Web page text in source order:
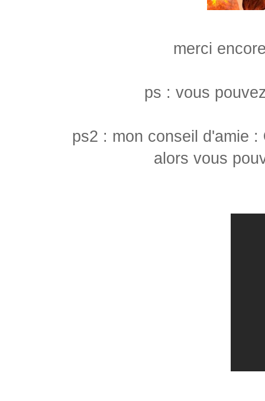
merci
ps : vous
ps2 : mon conseil d'amie :
alors vous